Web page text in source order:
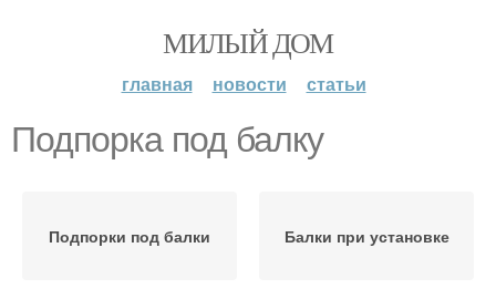
МИЛЫЙ ДОМ
главная новости статьи
Подпорка под балку
Подпорки под балки Балки при установке